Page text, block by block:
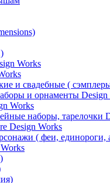
Works
и свадебные (
и орнаменты Design
Works
наборы, тарелочки
Design Works
( феи, единороги,